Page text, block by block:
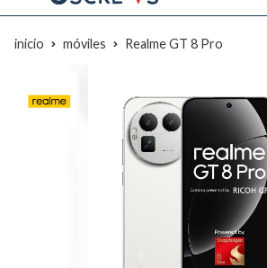
inicio móviles Realme GT 8 Pro